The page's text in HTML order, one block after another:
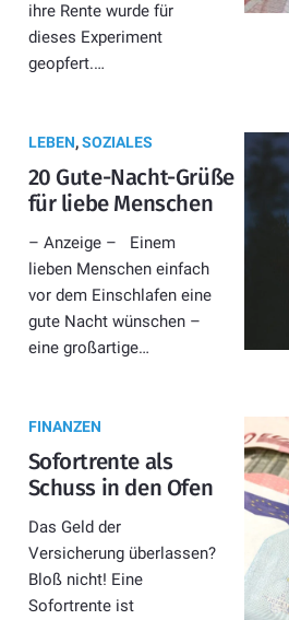
ihre Rente wurde für
dieses Experiment
geopfert.…
LEBEN,SOZIALES
20 Gute-Nacht-Grüße
für liebe Menschen
– Anzeige – Einem
lieben Menschen einfach
vor dem Einschlafen eine
gute Nacht wünschen –
eine großartige…
FINANZEN
Sofortrente als
Schuss in den Ofen
Das Geld der
Versicherung überlassen?
Bloß nicht! Eine
Sofortrente ist